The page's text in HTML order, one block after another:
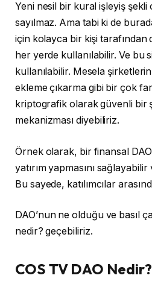
Yeni nesil bir kural işleyiş
sayılmaz. Ama tabi ki de
için kolayca bir kişi tarafından
her yerde kullanılabilir. Ve bu
kullanılabilir. Mesela
ekleme çıkarma gibi bir çok
kriptografik olarak güvenli bir
mekanizması diyebiliriz.
Örnek olarak, bir finansal
yatırım yapmasını
Bu sayede, katılımcılar
DAO’nun ne olduğu ve basıl
nedir? geçebiliriz.
COS TV DAO Nedir?